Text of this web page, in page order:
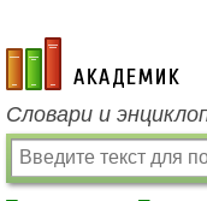
academic.ru
Словари и